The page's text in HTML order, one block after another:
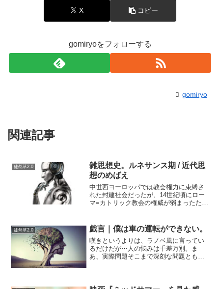
X コピー
gomiryoをフォローする
gomiryo
関連記事
徒然草2.0
雑思想史。ルネサンス期 / 近代思
想のめばえ
中世西ヨーロッパでは教会権力に束縛さ
れた封建社会だったが、14世紀頃にロー
マ=カトリック教会の権威が弱まったため
な精神を得ようとした。これをルネサン
スという。なおルネサ...
徒然草2.0 戯言｜僕は車の運転ができない。
嘆きというよりは、ラノベ風に言ってい
るだけだが⋯人の悩みは千差万別。ま
あ、実際問題そこまで深刻な問題とも思